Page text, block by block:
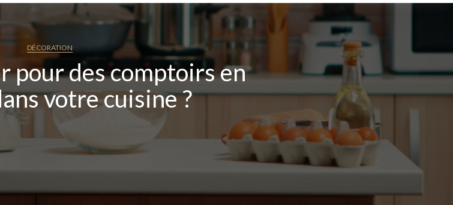
DÉCORATION
pour des comptoirs en
votre cuisine ?